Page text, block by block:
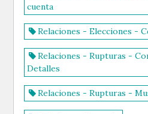
cuenta
Relaciones - Elecciones -
Relaciones - Rupturas -
Detalles
Relaciones - Rupturas -